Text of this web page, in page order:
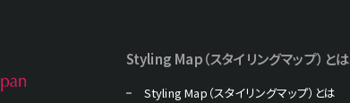
Styling Map（スタイリングマップ）とは
Styling Map（スタイリングマップ）とは